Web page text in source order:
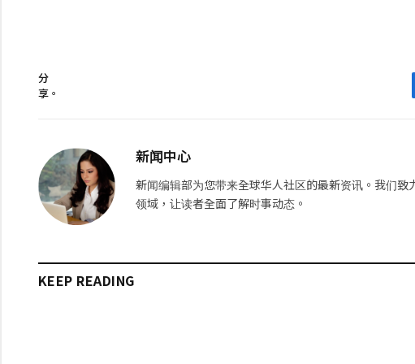
分
享。
新闻中心
新闻编辑部为您带来全球华人社区的最新资讯。我们
领域，让读者全面了解时事动态。
KEEP READING